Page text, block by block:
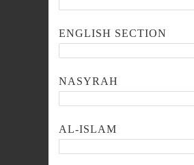
ENGLISH SECTION
NASYRAH
AL-ISLAM